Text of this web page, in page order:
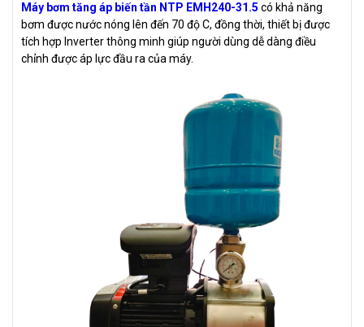
Máy bơm tăng áp biến tần NTP EMH240-31.5 có khả năng
bơm được nước nóng lên đến 70 độ C, đồng thời, thiết bị được
tích hợp Inverter thông minh giúp người dùng dễ dàng điều
chỉnh được áp lực đầu ra của máy.